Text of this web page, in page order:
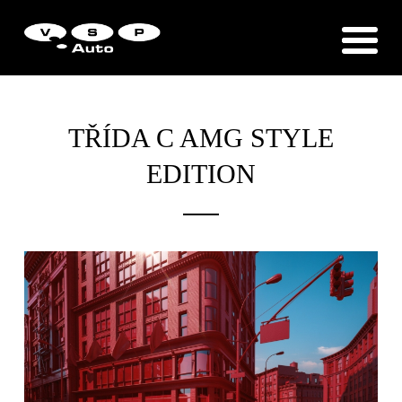
TŘÍDA C AMG STYLE
EDITION
Zákaznická podpora
Vítejte u VSP Auto s.r.o.